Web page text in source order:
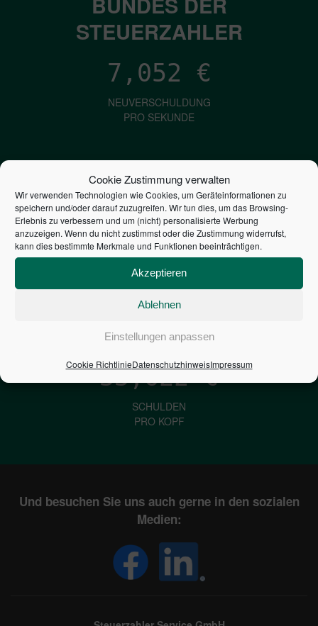
Cookie Zustimmung verwalten
Wir verwenden Technologien wie Cookies, um Geräteinformationen zu
speichern und/oder darauf zuzugreifen. Wir tun dies, um das Browsing-
Erlebnis zu verbessern und um (nicht) personalisierte Werbung
anzuzeigen. Wenn du nicht zustimmst oder die Zustimmung widerrufst,
kann dies bestimmte Merkmale und Funktionen beeinträchtigen.
Akzeptieren
Ablehnen
Einstellungen anpassen
Cookie RichtlinieDatenschutzhinweisImpressum
STEUERZAHLER
7,052 €
NEUVERSCHULDUNG
PRO SEKUNDE
1,601€
ZINSEN
PRO SEKUNDE
2,806,393,471,256
STAATSVERSCHULDUNG
33,622€
SCHULDEN
PRO KOPF
Und besuchen Sie uns auch gerne in den sozialen
Medien: